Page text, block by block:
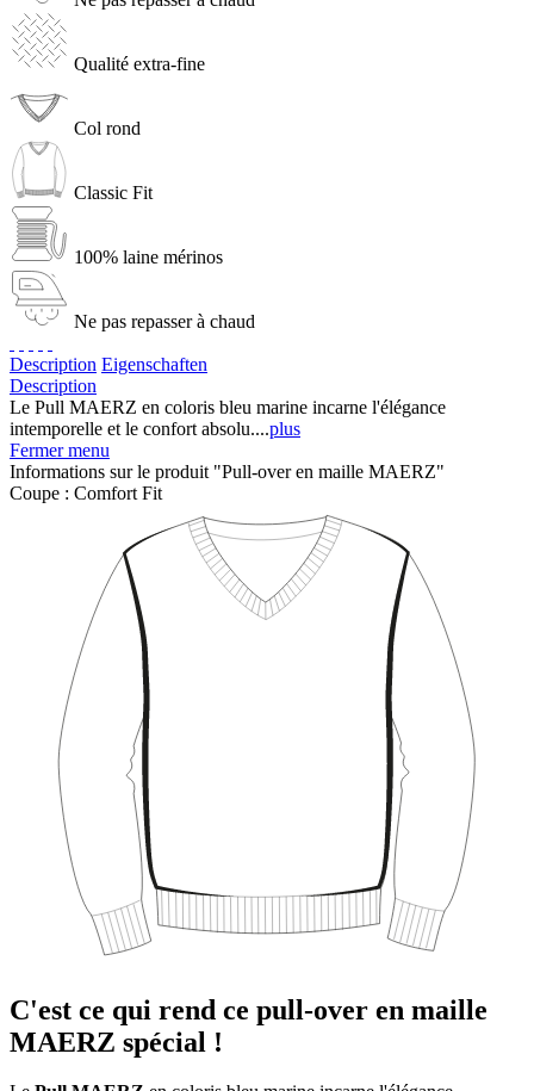
Qualité extra-fine
Col rond
Classic Fit
100% laine mérinos
Ne pas repasser à chaud
Description Eigenschaften
Description
Le Pull MAERZ en coloris bleu marine incarne l'élégance
intemporelle et le confort absolu....plus
Fermer menu
Informations sur le produit "Pull-over en maille MAERZ"
Coupe : Comfort Fit
C'est ce qui rend ce pull-over en maille
MAERZ spécial !